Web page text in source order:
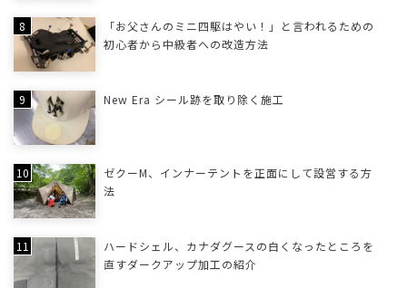
「お父さんのミニ四駆はやい！」と言われるための
初心者から中級者への改造方法
New Era シール跡を取り除く施工
ゼクーM、インナーテントを正面にして設営する方
法
ハードシェル、カナダグースの白くなったところを
直すダークアップ加工の紹介